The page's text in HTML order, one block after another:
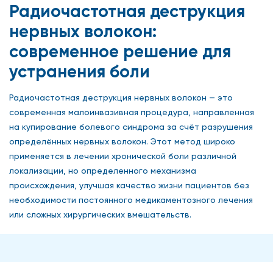
Радиочастотная деструкция
нервных волокон:
современное решение для
устранения боли
Радиочастотная деструкция нервных волокон — это
современная малоинвазивная процедура, направленная
на купирование болевого синдрома за счёт разрушения
определённых нервных волокон. Этот метод широко
применяется в лечении хронической боли различной
локализации, но определенного механизма
происхождения, улучшая качество жизни пациентов без
необходимости постоянного медикаментозного лечения
или сложных хирургических вмешательств.